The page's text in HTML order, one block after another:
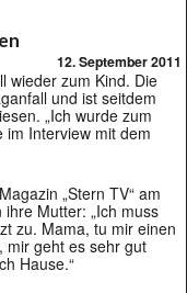
12. September 2011
wieder zum Kind. Die
und ist seitdem
„Ich wurde zum
im Interview mit dem
„Stern TV“ am
Mutter: „Ich muss
zu. Mama, tu mir einen
mir geht es sehr gut
Hause.“